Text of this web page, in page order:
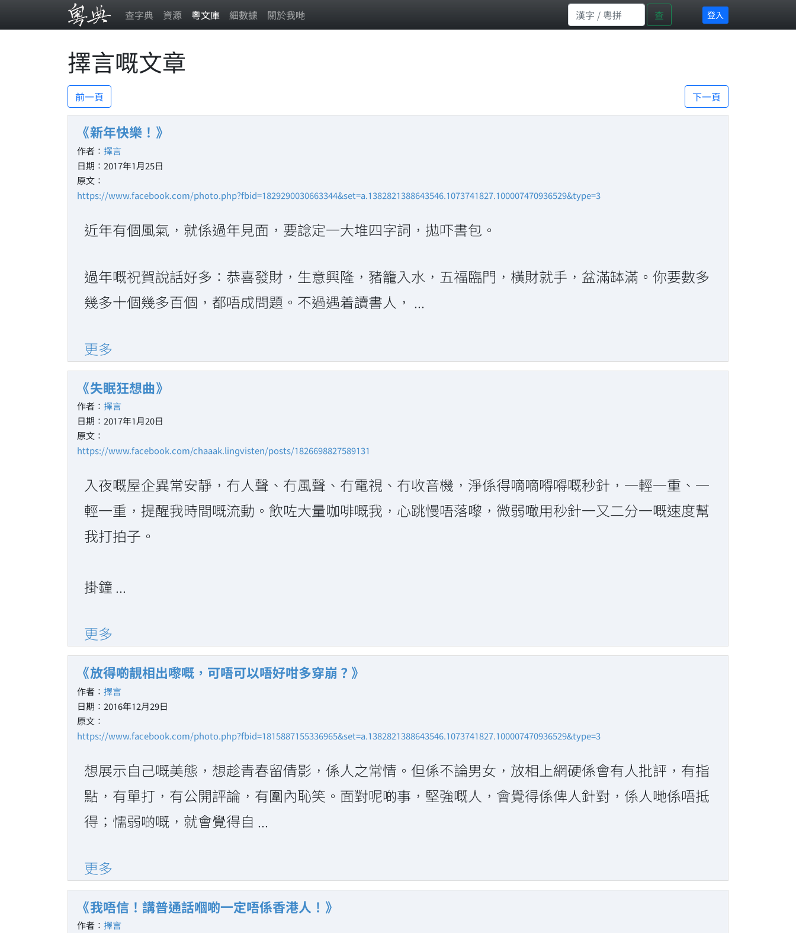
查字典 資源 粵文庫 細數據 關於我哋 查 登入
擇言嘅文章
前一頁 下一頁
《新年快樂！》
作者： 擇言
日期：2017年1月25日
原文：
https://www.facebook.com/photo.php?fbid=1829290030663344&set=a.1382821388643546.1073741827.100007470936529&type=3
近年有個風氣，就係過年見面，要諗定一大堆四字詞，拋吓書包。
過年嘅祝賀說話好多：恭喜發財，生意興隆，豬籠入水，五福臨門，橫財就手，盆滿缽滿。你要數多
幾多十個幾多百個，都唔成問題。不過遇着讀書人， ...
更多
《失眠狂想曲》
作者： 擇言
日期：2017年1月20日
原文：
https://www.facebook.com/chaaak.lingvisten/posts/1826698827589131
入夜嘅屋企異常安靜，冇人聲、冇風聲、冇電視、冇收音機，淨係得嘀嘀嘚嘚嘅秒針，一輕一重、一
輕一重，提醒我時間嘅流動。飲咗大量咖啡嘅我，心跳慢唔落嚟，微弱噉用秒針一又二分一嘅速度幫
我打拍子。
掛鐘 ...
更多
《放得啲靚相出嚟嘅，可唔可以唔好咁多穿崩？》
作者： 擇言
日期：2016年12月29日
原文：
https://www.facebook.com/photo.php?fbid=1815887155336965&set=a.1382821388643546.1073741827.100007470936529&type=3
想展示自己嘅美態，想趁青春留倩影，係人之常情。但係不論男女，放相上網硬係會有人批評，有指
點，有單打，有公開評論，有圍內恥笑。面對呢啲事，堅強嘅人，會覺得係俾人針對，係人哋係唔抵
得；懦弱啲嘅，就會覺得自 ...
更多
《我唔信！講普通話嗰啲一定唔係香港人！》
作者： 擇言